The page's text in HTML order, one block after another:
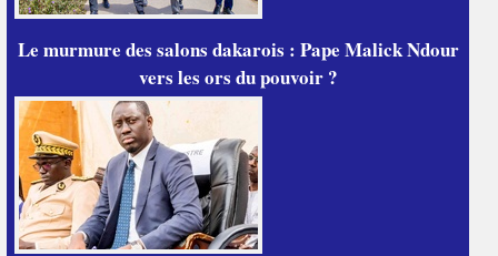
Le murmure des salons dakarois : Pape Malick Ndour
vers les ors du pouvoir ?